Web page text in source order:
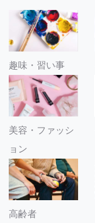
趣味・習い事
美容・ファッシ
ョン
高齢者